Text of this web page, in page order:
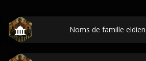
Noms de famille